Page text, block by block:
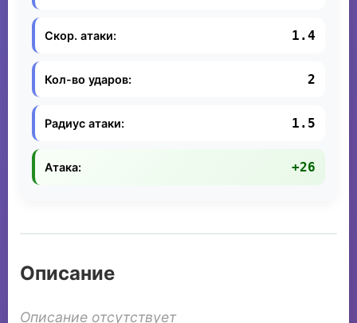
Скор. атаки: 1.4
Кол-во ударов: 2
Радиус атаки: 1.5
Атака: +26
Описание
Описание отсутствует